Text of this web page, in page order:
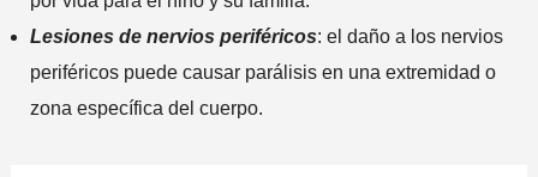
Lesiones de nervios periféricos: el daño a los nervios
periféricos puede causar parálisis en una extremidad o
zona específica del cuerpo.